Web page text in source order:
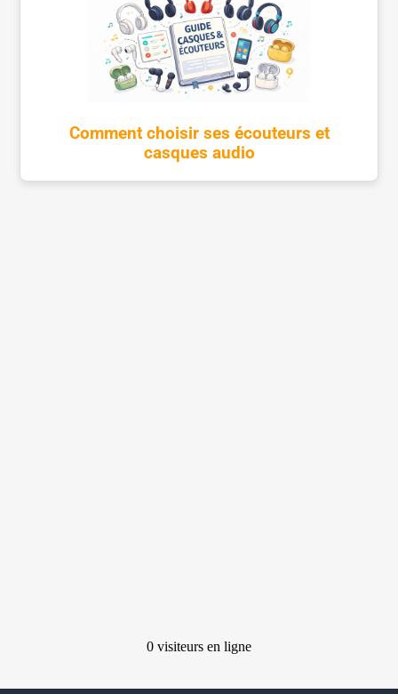
Comment choisir ses écouteurs et
casques audio